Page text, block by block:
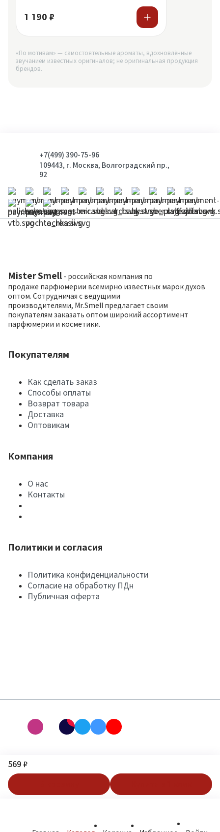
1 190 ₽
«По мотивам» — самостоятельные ароматы, вдохновлённые
звучанием известных оригиналов; не оригинальная продукция
брендов.
569 ₽
+7(499) 390-75-96
109443, г. Москва, Волгоградский пр.,
92
Mister Smell - российская компания по
продаже парфюмерии всемирно известных марок духов
оптом. Сотрудничая с ведущими
производителями, Mr.Smell предлагает своим
покупателям заказать оптом широкий ассортимент
парфюмерии и косметики.
Покупателям
Как сделать заказ
Способы оплаты
Возврат товара
Доставка
Оптовикам
Компания
О нас
Контакты
Политики и согласия
Политика конфиденциальности
Согласие на обработку ПДн
Публичная оферта